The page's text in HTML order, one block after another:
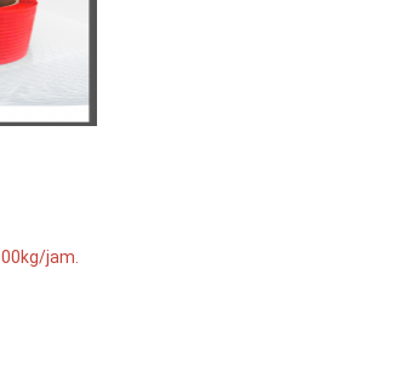
jam.